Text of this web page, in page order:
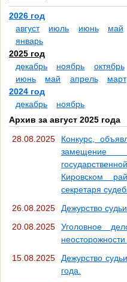
2026 год
август
июль июнь май
январь
2025 год
декабрь
ноябрь октябрь
июнь
май апрель март
2024 год
декабрь
ноябрь
Архив за август 2025 года
28.08.2025
Конкурс,
замещение
Кировском
секретаря
26.08.2025
Дежурство
20.08.2025
Уголовное
15.08.2025
Дежурство
года.